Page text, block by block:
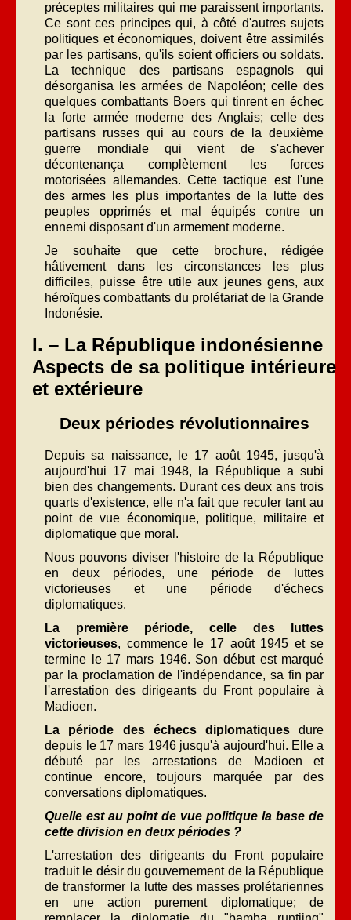
préceptes militaires qui me paraissent importants.
Ce sont ces principes qui, à côté d'autres sujets
politiques et économiques, doivent être assimilés
par les partisans, qu'ils soient officiers ou soldats.
La technique des partisans espagnols qui
désorganisa les armées de Napoléon; celle des
quelques combattants Boers qui tinrent en échec
la forte armée moderne des Anglais; celle des
partisans russes qui au cours de la deuxième
guerre mondiale qui vient de s'achever
décontenança complètement les forces
motorisées allemandes. Cette tactique est l'une
des armes les plus importantes de la lutte des
peuples opprimés et mal équipés contre un
ennemi disposant d'un armement moderne.
Je souhaite que cette brochure, rédigée
hâtivement dans les circonstances les plus
difficiles, puisse être utile aux jeunes gens, aux
héroïques combattants du prolétariat de la Grande
Indonésie.
I. – La République indonésienne
Aspects de sa politique intérieure
et extérieure
Deux périodes révolutionnaires
Depuis sa naissance, le 17 août 1945, jusqu'à
aujourd'hui 17 mai 1948, la République a subi
bien des changements. Durant ces deux ans trois
quarts d'existence, elle n'a fait que reculer tant au
point de vue économique, politique, militaire et
diplomatique que moral.
Nous pouvons diviser l'histoire de la République
en deux périodes, une période de luttes
victorieuses et une période d'échecs
diplomatiques.
La première période, celle des luttes
victorieuses, commence le 17 août 1945 et se
termine le 17 mars 1946. Son début est marqué
par la proclamation de l'indépendance, sa fin par
l'arrestation des dirigeants du Front populaire à
Madioen.
La période des échecs diplomatiques dure
depuis le 17 mars 1946 jusqu'à aujourd'hui. Elle a
débuté par les arrestations de Madioen et
continue encore, toujours marquée par des
conversations diplomatiques.
Quelle est au point de vue politique la base de
cette division en deux périodes ?
L'arrestation des dirigeants du Front populaire
traduit le désir du gouvernement de la République
de transformer la lutte des masses prolétariennes
en une action purement diplomatique; de